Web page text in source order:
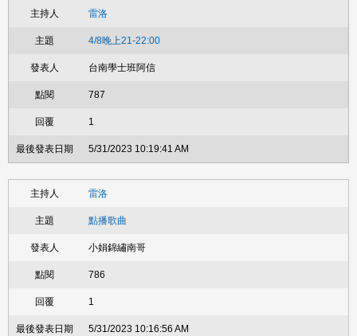
雷洛
4/8晚上21-22:00
台南學士班阿信
787
1
5/31/2023 10:19:41 AM
雷洛
點播歌曲
小娟錦繡南哥
786
1
5/31/2023 10:16:56 AM